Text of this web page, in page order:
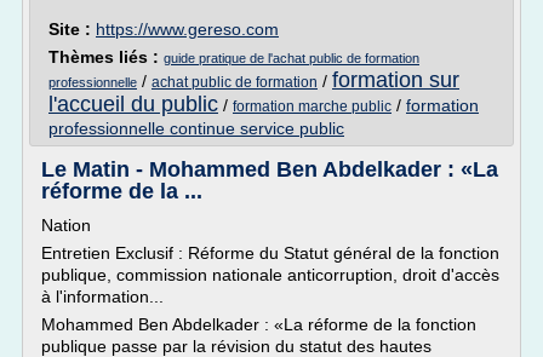
Site : https://www.gereso.com
Thèmes liés : guide pratique de l'achat public de formation
professionnelle / achat public de formation / formation sur
l'accueil du public / formation marche public / formation
professionnelle continue service public
Le Matin - Mohammed Ben Abdelkader : «La
réforme de la ...
Nation
Entretien Exclusif : Réforme du Statut général de la fonction
publique, commission nationale anticorruption, droit d'accès
à l'information...
Mohammed Ben Abdelkader : «La réforme de la fonction
publique passe par la révision du statut des hautes